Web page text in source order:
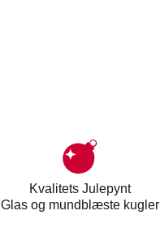
Kvalitets Julepynt
Glas og mundblæste kugler